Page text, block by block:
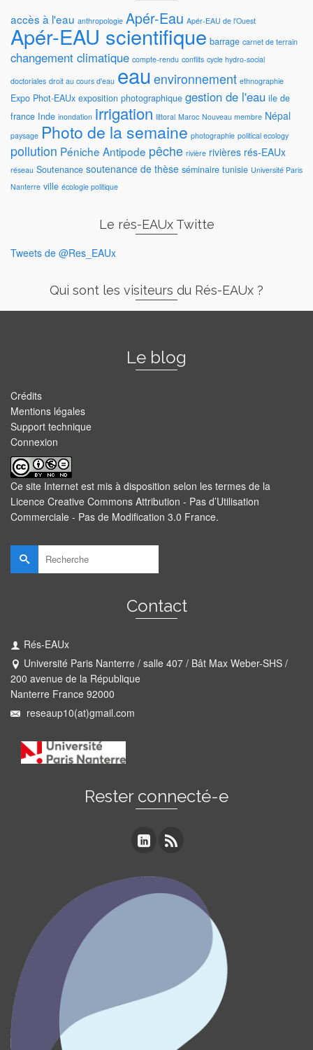
accès à l'eau anthropologie Apér-Eau Apér-EAU de l'Ouest
Apér-EAU scientifique barrage carnet de terrain
changement climatique compte-rendu conflits cycle hydro-social
doctoriales droit au cours d'eau eau environnement ethnographie
Expo Phot-EAUx exposition photographique gestion de l'eau ile de
france Inde inondation irrigation littoral Maroc Nouveau membre Népal
paysage Photo de la semaine photographie political ecology
pollution Péniche Antipode pêche rivière rivières rés-EAUx
réseau Soutenance soutenance de thèse séminaire tunisie Université Paris
Nanterre ville écologie politique
Le rés-EAUx Twitte
Tweets de @Res_EAUx
Qui sont les visiteurs du Rés-EAUx ?
Le blog
Crédits
Mentions légales
Support technique
Connexion
Ce site Internet est mis à disposition selon les termes de la
Licence Creative Commons Attribution - Pas d’Utilisation
Commerciale - Pas de Modification 3.0 France.
Rechercher :
Contact
Rés-EAUx
Université Paris Nanterre / salle 407 / Bât Max Weber-SHS /
200 avenue de la République
Nanterre France 92000
reseaup10(at)gmail.com
Rester connecté-e